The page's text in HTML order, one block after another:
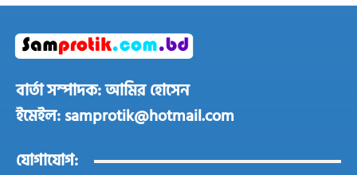
বার্তা সম্পাদক: আমির হোসেন
ইমেইল: samprotik@hotmail.com
যোগাযোগ: